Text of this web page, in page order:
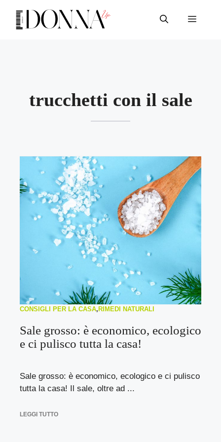
contenuto
Menu
trucchetti con il sale
CONSIGLI PER LA CASA, RIMEDI NATURALI
Sale grosso: è economico, ecologico
e ci pulisco tutta la casa!
Sale grosso: è economico, ecologico e ci pulisco
tutta la casa! Il sale, oltre ad ...
LEGGI TUTTO